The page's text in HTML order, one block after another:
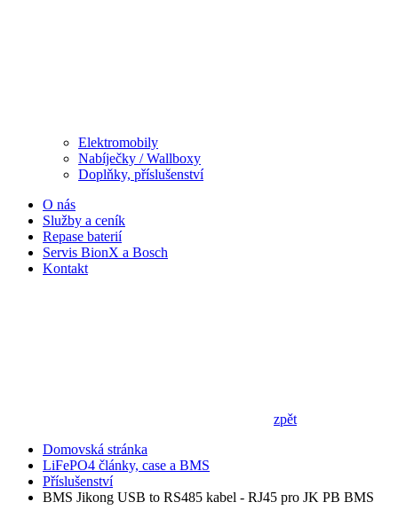
Elektromobily
Nabíječky / Wallboxy
Doplňky, příslušenství
O nás
Služby a ceník
Repase baterií
Servis BionX a Bosch
Kontakt
zpět
Domovská stránka
LiFePO4 články, case a BMS
Příslušenství
BMS Jikong USB to RS485 kabel - RJ45 pro JK PB BMS